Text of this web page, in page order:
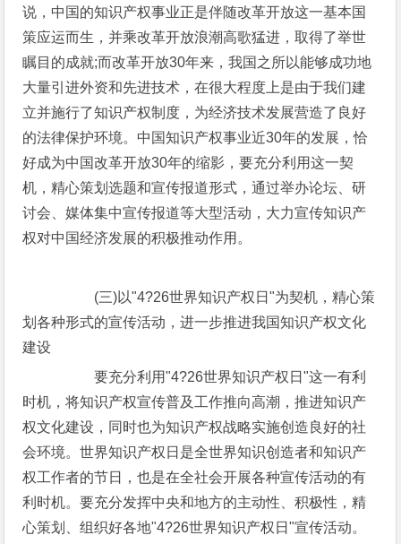
说，中国的知识产权事业正是伴随改革开放这一基本国
策应运而生，并乘改革开放浪潮高歌猛进，取得了举世
瞩目的成就;而改革开放30年来，我国之所以能够成功地
大量引进外资和先进技术，在很大程度上是由于我们建
立并施行了知识产权制度，为经济技术发展营造了良好
的法律保护环境。中国知识产权事业近30年的发展，恰
好成为中国改革开放30年的缩影，要充分利用这一契
机，精心策划选题和宣传报道形式，通过举办论坛、研
讨会、媒体集中宣传报道等大型活动，大力宣传知识产
权对中国经济发展的积极推动作用。
(三)以"4?26世界知识产权日"为契机，精心策
划各种形式的宣传活动，进一步推进我国知识产权文化
建设
要充分利用"4?26世界知识产权日"这一有利
时机，将知识产权宣传普及工作推向高潮，推进知识产
权文化建设，同时也为知识产权战略实施创造良好的社
会环境。世界知识产权日是全世界知识创造者和知识产
权工作者的节日，也是在全社会开展各种宣传活动的有
利时机。要充分发挥中央和地方的主动性、积极性，精
心策划、组织好各地"4?26世界知识产权日"宣传活动。